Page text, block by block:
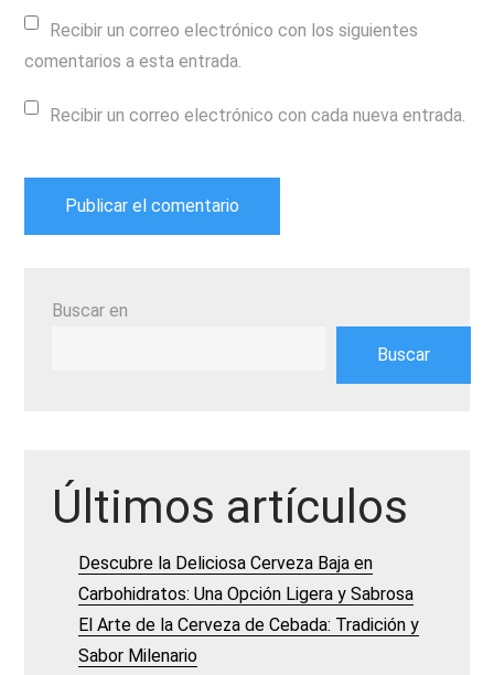
Recibir un correo electrónico con los siguientes
comentarios a esta entrada.
Recibir un correo electrónico con cada nueva entrada.
Buscar en
Buscar
Últimos artículos
Descubre la Deliciosa Cerveza Baja en
Carbohidratos: Una Opción Ligera y Sabrosa
El Arte de la Cerveza de Cebada: Tradición y
Sabor Milenario